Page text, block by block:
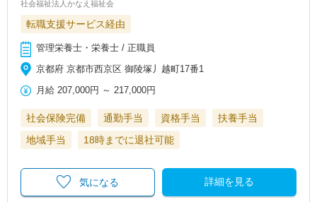
社会福祉法人かなえ福祉会
転職支援サービス経由
管理栄養士・栄養士 / 正職員
京都府 京都市西京区 御陵塚丿越町17番1
月給 207,000円 ～217,000円
社会保険完備 通勤手当 資格手当
扶養手当
地域手当
18時までに退社可能
詳細を見る
気になる